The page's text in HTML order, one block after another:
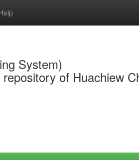
System)
of Huachiew